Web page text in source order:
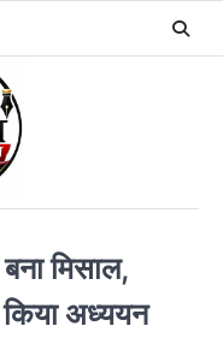
मिसाल,
अध्ययन